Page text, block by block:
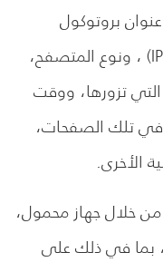
بروتوكول
الإنترنت الخاص بجهازك مثل عنوان (IP) ، ونوع المتصفح،
تزورها، ووقت
في تلك الصفحات،
الأخرى.
خلال جهاز محمول،
بما في ذلك على